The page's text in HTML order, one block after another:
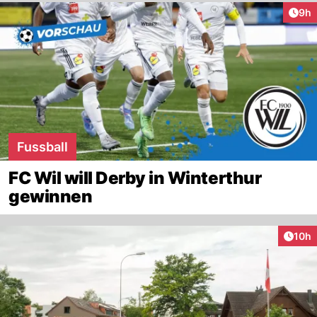
9h
Fussball
FC Wil will Derby in Winterthur
gewinnen
10h